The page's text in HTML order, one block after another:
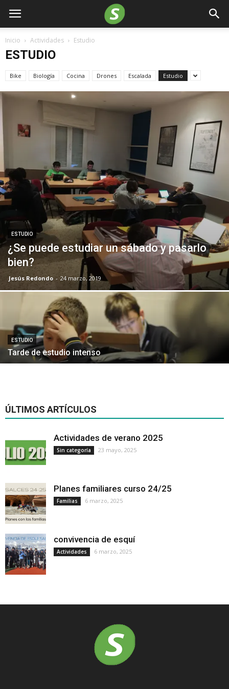
Inicio Actividades Estudio
ESTUDIO
Bike Biología Cocina Drones Escalada Estudio
ESTUDIO
¿Se puede estudiar un sábado y pasarlo
bien?
Jesús Redondo - 24 marzo, 2019
ESTUDIO
Tarde de estudio intenso
ÚLTIMOS ARTÍCULOS
Actividades de verano 2025
Sin categoría 23 mayo, 2025
Planes familiares curso 24/25
Familias 6 marzo, 2025
convivencia de esquí
Actividades 6 marzo, 2025